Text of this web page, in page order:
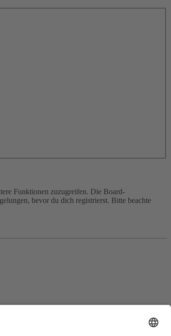
Funktionen zuzugreifen. Die Board-
bevor du dich registrierst. Bitte beachte